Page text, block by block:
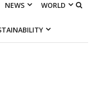
NEWS WORLD